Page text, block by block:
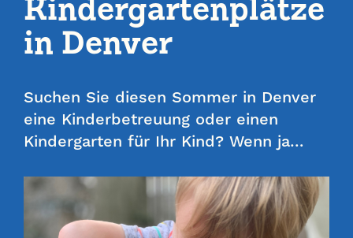
Kindergartenplätze
in Denver
Suchen Sie diesen Sommer in Denver
eine Kinderbetreuung oder einen
Kindergarten für Ihr Kind? Wenn ja…